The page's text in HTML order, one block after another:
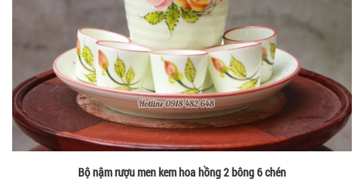
Bộ nậm rượu men kem hoa hồng 2 bông 6 chén